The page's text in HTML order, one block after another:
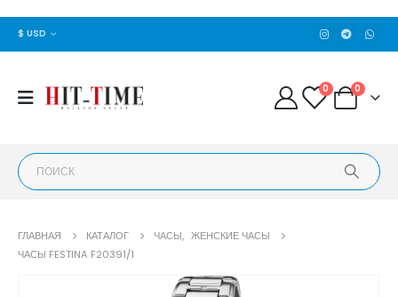
$ USD
0 0
ГЛАВНАЯ КАТАЛОГ ЧАСЫ, ЖЕНСКИЕ ЧАСЫ
ЧАСЫ FESTINA F20391/1